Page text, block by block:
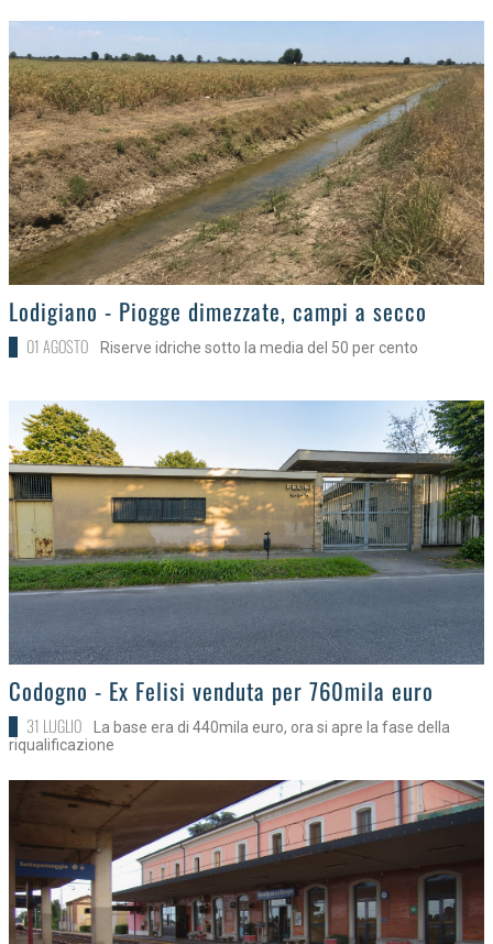
>Lodigiano - Piogge dimezzate, campi a secco
01 AGOSTO Riserve idriche sotto la media del 50 per cento
>
Codogno - Ex Felisi venduta per 760mila euro
31 LUGLIO
La base era di 440mila euro, ora si apre la fase della
riqualificazione